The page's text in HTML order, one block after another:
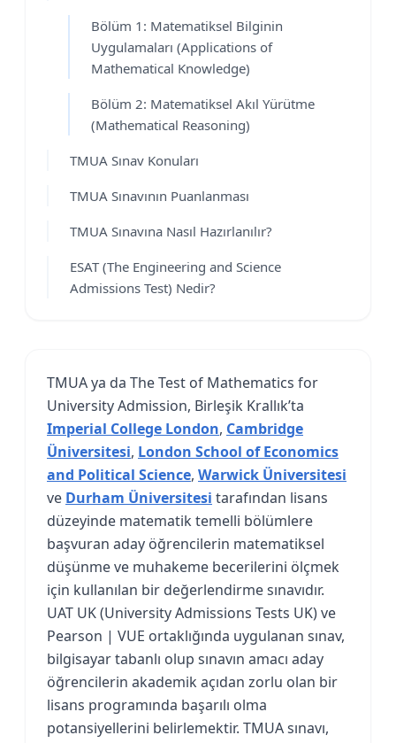
Bölüm 1: Matematiksel Bilginin
Uygulamaları (Applications of
Mathematical Knowledge)
Bölüm 2: Matematiksel Akıl Yürütme
(Mathematical Reasoning)
TMUA Sınav Konuları
TMUA Sınavının Puanlanması
TMUA Sınavına Nasıl Hazırlanılır?
ESAT (The Engineering and Science
Admissions Test) Nedir?
TMUA ya da The Test of Mathematics for
University Admission, Birleşik Krallık’ta
Imperial College London, Cambridge
Üniversitesi, London School of Economics
and Political Science, Warwick Üniversitesi
ve Durham Üniversitesi tarafından lisans
düzeyinde matematik temelli bölümlere
başvuran aday öğrencilerin matematiksel
düşünme ve muhakeme becerilerini ölçmek
için kullanılan bir değerlendirme sınavıdır.
UAT UK (University Admissions Tests UK) ve
Pearson | VUE ortaklığında uygulanan sınav,
bilgisayar tabanlı olup sınavın amacı aday
öğrencilerin akademik açıdan zorlu olan bir
lisans programında başarılı olma
potansiyellerini belirlemektir. TMUA sınavı,